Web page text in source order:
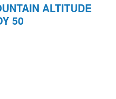
ALTITUDE
50